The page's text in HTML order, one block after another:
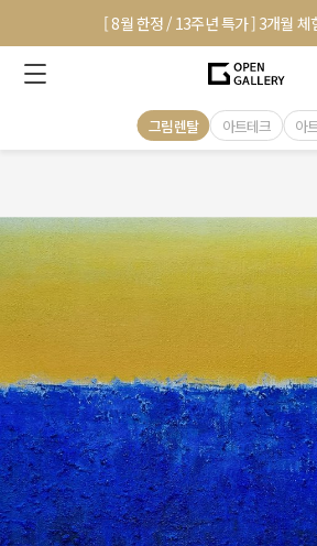
[ 8월 한정 / 13주년 특가 ] 3개월 체
그림렌탈 아트테크 아